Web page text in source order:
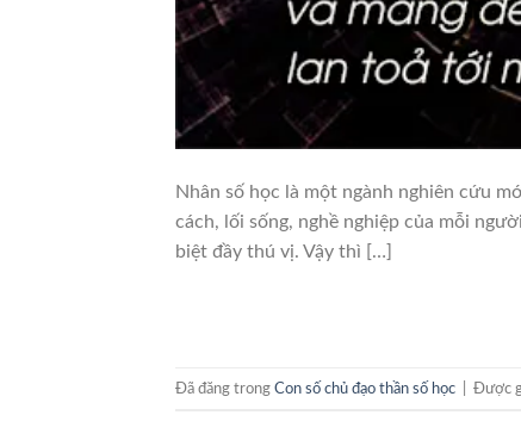
Nhân số học là một ngành nghiên cứu
cách, lối sống, nghề nghiệp của mỗi
biệt đầy thú vị. Vậy thì […]
Đã đăng trong Con số chủ đạo thần số học Được